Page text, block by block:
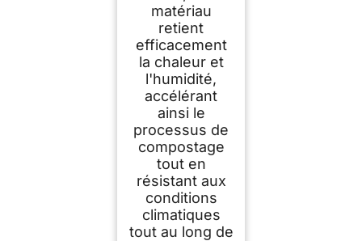
matériau
retient
efficacement
la chaleur et
l'humidité,
accélérant
ainsi le
processus de
compostage
tout en
résistant aux
conditions
climatiques
tout au long de